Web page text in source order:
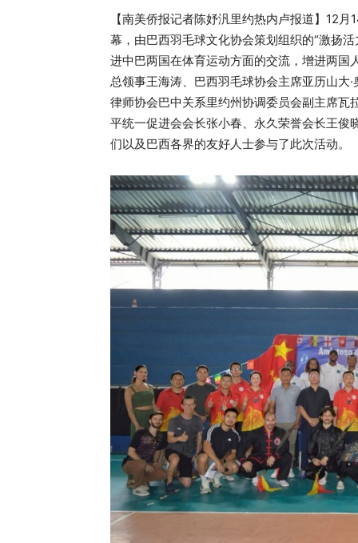
【南美侨报记者陈妤汎里约热内卢报道】12
幕，由巴西羽毛球文化协会策划组织的“激扬
进中巴两国在体育运动方面的交流，增进两
总领事王海涛、巴西羽毛球协会主席亚历山大
律师协会巴中关系里约州协调委员会副主席瓦
平统一促进会会长张小春、永久荣誉会长王
们以及巴西各界的友好人士参与了此次活动。